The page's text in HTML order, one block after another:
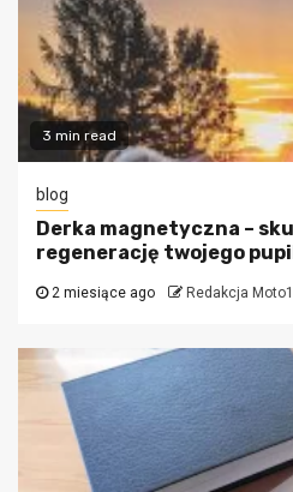
3 min read
blog
Derka magnetyczna –
regenerację twojego
2 miesiące ago Redakcja